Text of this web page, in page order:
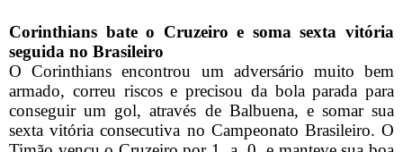
Corinthians bate o Cruzeiro e soma sexta vitória
seguida no Brasileiro
O Corinthians encontrou um adversário muito bem
armado, correu riscos e precisou da bola parada para
conseguir um gol, através de Balbuena, e somar sua
sexta vitória consecutiva no Campeonato Brasileiro. O